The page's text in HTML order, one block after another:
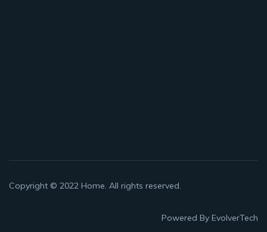
Copyright © 2022 Home. All rights reserved.
Powered By EvolverTech